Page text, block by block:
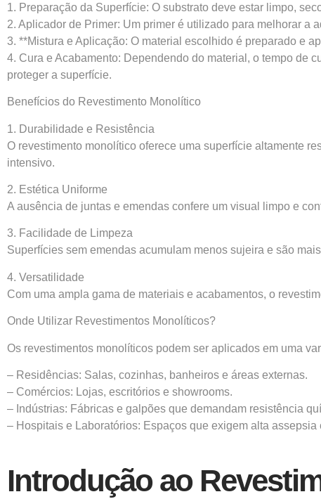
1. Preparação da Superfície: O substrato deve estar limpo,
2. Aplicador de Primer: Um primer é utilizado para melhorar a
3. **Mistura e Aplicação: O material escolhido é preparado e
4. Cura e Acabamento: Dependendo do material, o tempo de
proteger a superfície.
Benefícios do Revestimento Monolítico
1. Durabilidade e Resistência
O revestimento monolítico oferece uma superfície altamente
intensivo.
2. Estética Uniforme
A ausência de juntas e emendas confere um visual limpo e
3. Facilidade de Limpeza
Superfícies sem emendas acumulam menos sujeira e são
4. Versatilidade
Com uma ampla gama de materiais e acabamentos, o
Onde Utilizar Revestimentos Monolíticos?
Os revestimentos monolíticos podem ser aplicados em uma
– Residências: Salas, cozinhas, banheiros e áreas externas.
– Comércios: Lojas, escritórios e showrooms.
– Indústrias: Fábricas e galpões que demandam resistência
– Hospitais e Laboratórios: Espaços que exigem alta assepsia
Introdução ao